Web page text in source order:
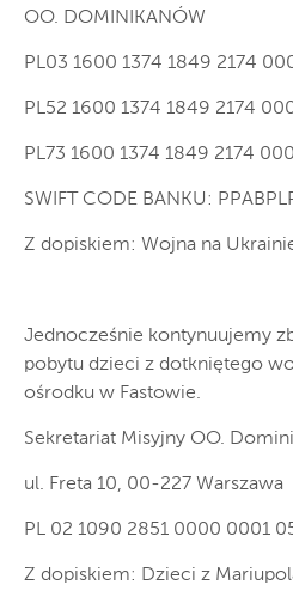
OO. DOMINIKANÓW
PL03 1600 1374 1849 2174
PL52 1600 1374 1849 2174
PL73 1600 1374 1849 2174
SWIFT CODE BANKU:
Z dopiskiem: Wojna na
Jednocześnie kontynuujemy
pobytu dzieci z dotkniętego
ośrodku w Fastowie.
Sekretariat Misyjny OO.
ul. Freta 10, 00-227 Warszawa
PL 02 1090 2851 0000 0001
Z dopiskiem: Dzieci z